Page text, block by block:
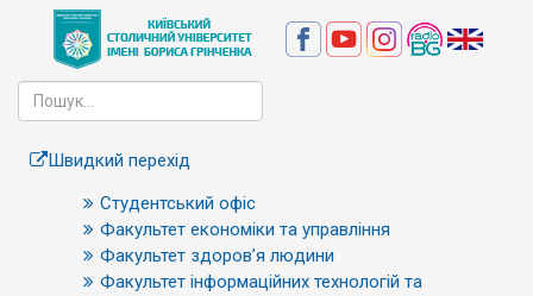
Швидкий перехід
Студентський офіс
Факультет економіки та управління
Факультет здоров’я людини
Факультет інформаційних технологій та